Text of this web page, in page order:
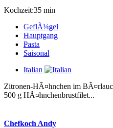
Kochzeit:35 min
GeflÃ¼gel
Hauptgang
Pasta
Saisonal
Italian
Zitronen-HÃ¤hnchen im
500 g HÃ¤hnchenbrustfilet...
Chefkoch Andy